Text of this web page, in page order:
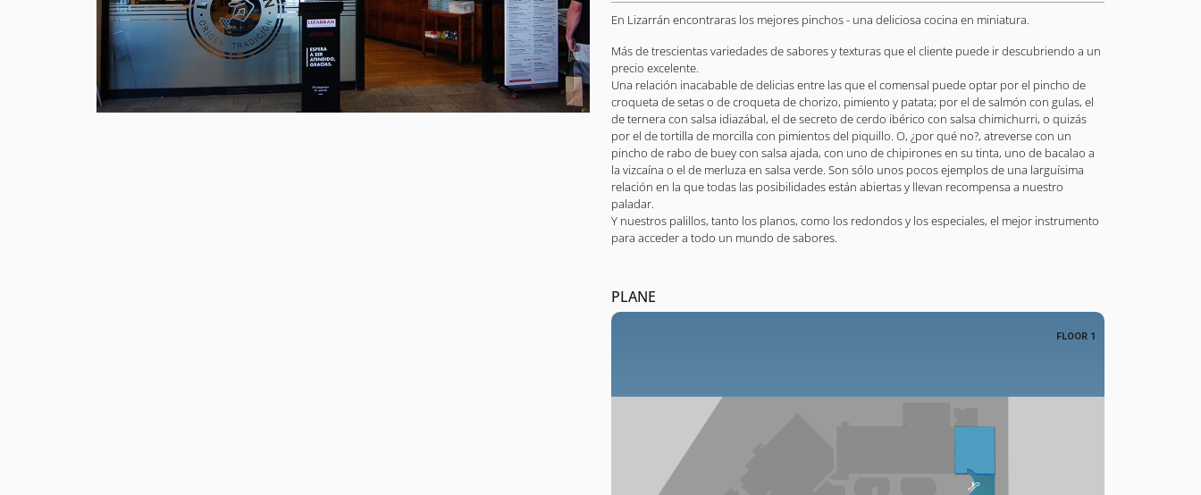
En Lizarrán encontraras los mejores pinchos - una deliciosa cocina en miniatura.
Más de trescientas variedades de sabores y texturas que el cliente puede ir descubriendo a un
precio excelente.
Una relación inacabable de delicias entre las que el comensal puede optar por el pincho de
croqueta de setas o de croqueta de chorizo, pimiento y patata; por el de salmón con gulas, el
de ternera con salsa idiazábal, el de secreto de cerdo ibérico con salsa chimichurri, o quizás
por el de tortilla de morcilla con pimientos del piquillo. O, ¿por qué no?, atreverse con un
pincho de rabo de buey con salsa ajada, con uno de chipirones en su tinta, uno de bacalao a
la vizcaína o el de merluza en salsa verde. Son sólo unos pocos ejemplos de una larguísima
relación en la que todas las posibilidades están abiertas y llevan recompensa a nuestro
paladar.
Y nuestros palillos, tanto los planos, como los redondos y los especiales, el mejor instrumento
para acceder a todo un mundo de sabores.
PLANE